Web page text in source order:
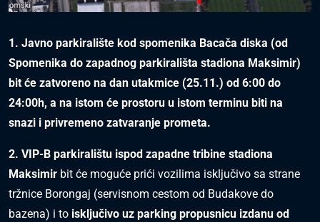
1. Javno parkiralište kod spomenika Bacača diska (od
Spomenika do zapadnog parkirališta stadiona Maksimir)
bit će zatvoreno na dan utakmice (25.11.) od 6:00 do
24:00h, a na istom će prostoru u istom terminu biti na
snazi i privremeno zatvaranje prometa.
2. VIP-B parkiralištu ispod zapadne tribine stadiona
Maksimir bit će moguće prići vozilima isključivo sa strane
tržnice Borongaj (servisnom cestom od Budakove do
bazena) i to isključivo uz parking propusnicu izdanu od